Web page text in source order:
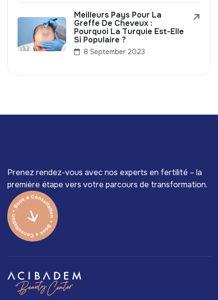
Meilleurs Pays Pour La
Greffe De Cheveux :
Pourquoi La Turquie Est-Elle
Si Populaire ?
8 September 2023
Prenez rendez-vous avec nos experts en fertilité – la
première étape vers votre parcours de transformation.